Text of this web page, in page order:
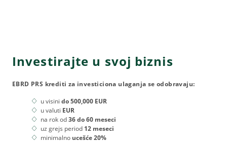
Investirajte u svoj biznis
EBRD PRS krediti za investiciona ulaganja se odobravaju:
u visini do 500,000 EUR
u valuti EUR
na rok od36 do 60 meseci
uz grejs period 12 meseci
minimalno ucešće 20%